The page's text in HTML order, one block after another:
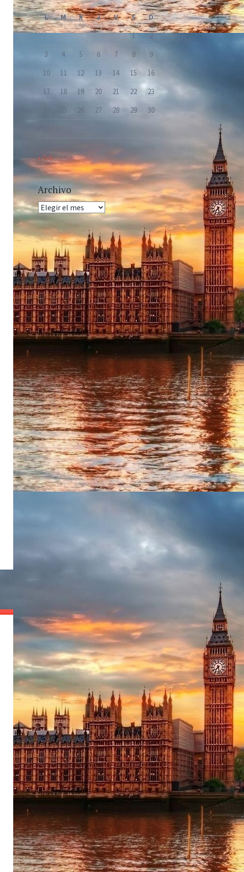
L M X J V S
D
1
2
3
4 5 6 7 8
9
10
11 12 13 14 15
16
17
18 19 20 21 22
23
25 26 27 28 29
30
« Oct
Archivo
Archivo